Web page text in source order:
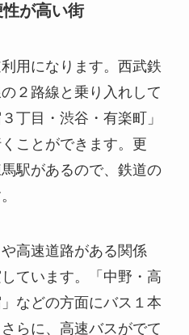
が高い街
用になります。西武鉄
２路線と乗り入れして
丁目・渋谷・有楽町」
ことができます。更
駅があるので、鉄道の
高速道路がある関係
ています。「中野・高
などの方面にバス１本
らに、高速バスがでて